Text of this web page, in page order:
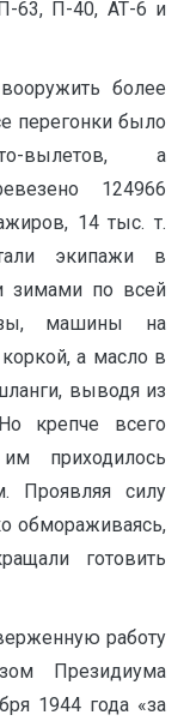
63, П-40, АТ-6 и
более
перегонки было
вылетов, а
124966
14 тыс. т.
экипажи в
зимами по всей
мaшины на
а масло в
выводя из
крепче всего
приходилось
Проявляя силу
обмораживаясь,
готовить
работу
Президиума
1944 года «за